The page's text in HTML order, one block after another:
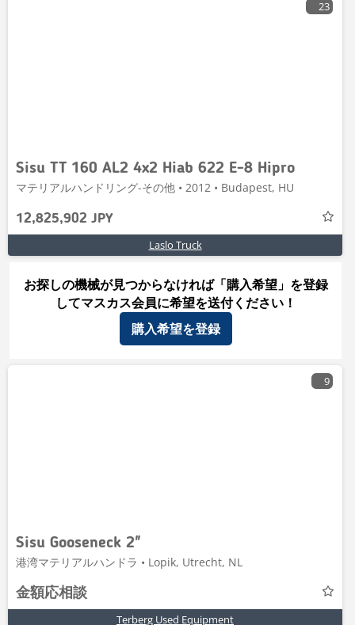
23
Sisu TT 160 AL2 4x2 Hiab 622 E-8 Hipro
マテリアルハンドリング-その他 • 2012 • Budapest, HU
12,825,902 JPY
Laslo Truck
お探しの機械が見つからなければ「購入希望」を登録
してマスカス会員に希望を送付ください！
購入希望を登録
9
Sisu Gooseneck 2"
港湾マテリアルハンドラ • Lopik, Utrecht, NL
金額応相談
Terberg Used Equipment